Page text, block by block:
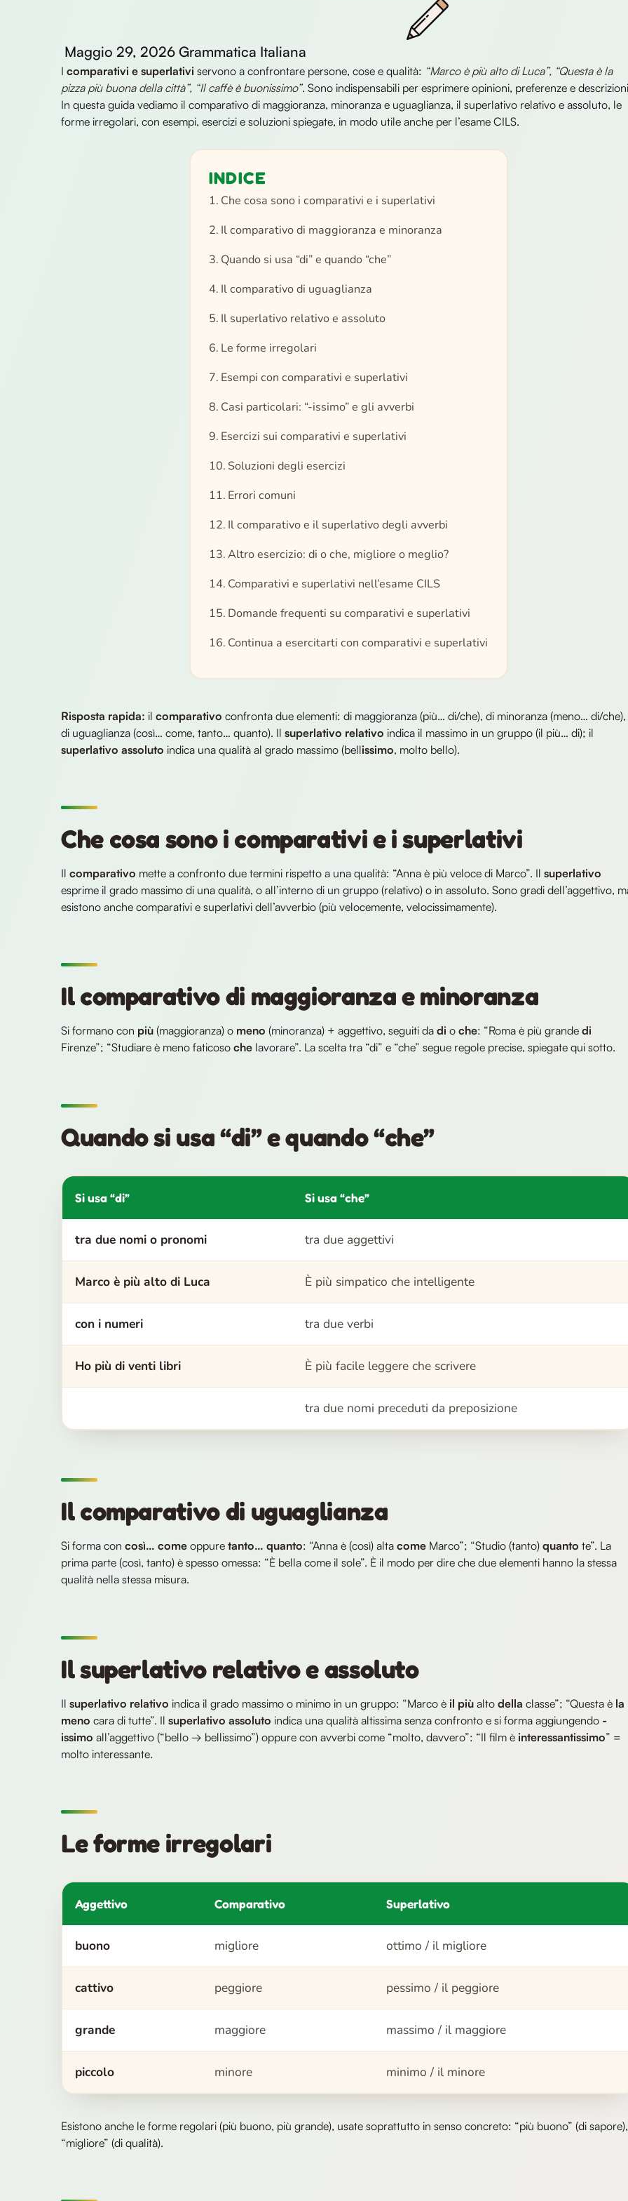
Maggio 29, 2026 Grammatica Italiana
I comparativi e superlativi servono a confrontare persone, cose e qualità: “Marco è più alto di Luca”, “Questa è la
pizza più buona della città”, “Il caffè è buonissimo”. Sono indispensabili per esprimere opinioni, preferenze e
In questa guida vediamo il comparativo di maggioranza, minoranza e uguaglianza, il superlativo relativo e assoluto, le
forme irregolari, con esempi, esercizi e soluzioni spiegate, in modo utile anche per l’esame CILS.
INDICE
Che cosa sono i comparativi e i superlativi
Il comparativo di maggioranza e minoranza
Quando si usa “di” e quando “che”
Il comparativo di uguaglianza
Il superlativo relativo e assoluto
Le forme irregolari
Esempi con comparativi e superlativi
Casi particolari: “-issimo” e gli avverbi
Esercizi sui comparativi e superlativi
Soluzioni degli esercizi
Errori comuni
Il comparativo e il superlativo degli avverbi
Altro esercizio: di o che, migliore o meglio?
Comparativi e superlativi nell’esame CILS
Domande frequenti su comparativi e superlativi
Continua a esercitarti con comparativi e superlativi
Risposta rapida: il comparativo confronta due elementi: di maggioranza (più… di/che), di minoranza (meno… di/che),
di uguaglianza (così… come, tanto… quanto). Il superlativo relativo indica il massimo in un gruppo (il più… di); il
superlativo assoluto indica una qualità al grado massimo (bellissimo, molto bello).
Che cosa sono i comparativi e i superlativi
Il comparativo mette a confronto due termini rispetto a una qualità: “Anna è più veloce di Marco”. Il superlativo
esprime il grado massimo di una qualità, o all’interno di un gruppo (relativo) o in assoluto. Sono gradi dell’aggettivo,
esistono anche comparativi e superlativi dell’avverbio (più velocemente, velocissimamente).
Il comparativo di maggioranza e minoranza
Si formano con più (maggioranza) o meno (minoranza) + aggettivo, seguiti da di o che: “Roma è più grande di
Firenze”; “Studiare è meno faticoso che lavorare”. La scelta tra “di” e “che” segue regole precise, spiegate qui sotto.
Quando si usa “di” e quando “che”
Si usa “di” Si usa “che”
tra due nomi o pronomi tra due aggettivi
Marco è più alto di Luca È più simpatico che intelligente
con i numeri tra due verbi
Ho più di venti libri È più facile leggere che scrivere
tra due nomi preceduti da preposizione
Il comparativo di uguaglianza
Si forma con così… come oppure tanto… quanto: “Anna è (così) alta come Marco”; “Studio (tanto) quanto te”. La
prima parte (così, tanto) è spesso omessa: “È bella come il sole”. È il modo per dire che due elementi hanno la stessa
qualità nella stessa misura.
Il superlativo relativo e assoluto
Il superlativo relativo indica il grado massimo o minimo in un gruppo: “Marco è il più alto della classe”; “Questa è la
meno cara di tutte”. Il superlativo assoluto indica una qualità altissima senza confronto e si forma aggiungendo -
issimo all’aggettivo (“bello → bellissimo”) oppure con avverbi come “molto, davvero”: “Il film è interessantissimo” =
molto interessante.
Le forme irregolari
Aggettivo Comparativo Superlativo
buono migliore ottimo / il migliore
cattivo peggiore pessimo / il peggiore
grande maggiore massimo / il maggiore
piccolo minore minimo / il minore
Esistono anche le forme regolari (più buono, più grande), usate soprattutto in senso concreto: “più buono” (di sapore),
“migliore” (di qualità).